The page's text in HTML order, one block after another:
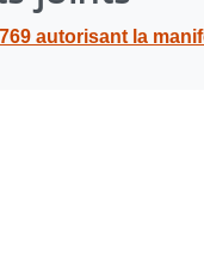
la manifestation Journée de la